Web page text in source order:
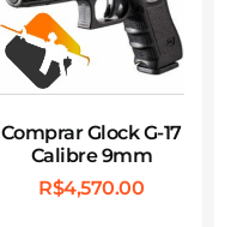
Comprar Glock G-17
Calibre 9mm
R$4,570.00